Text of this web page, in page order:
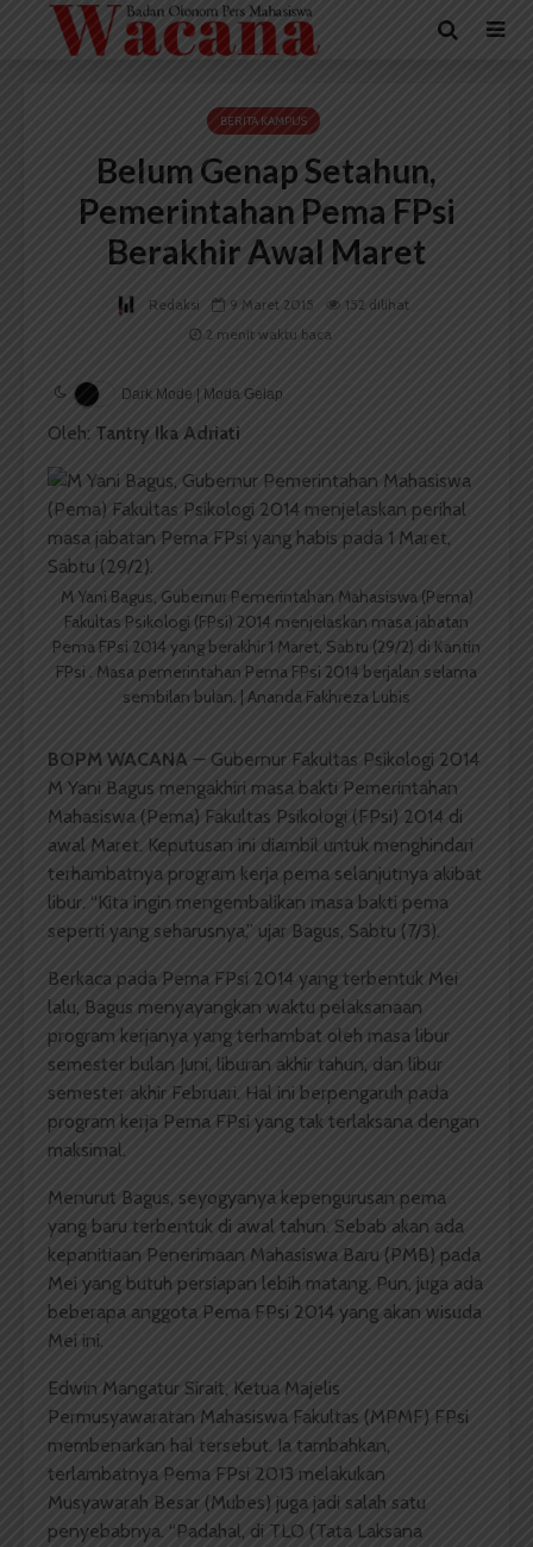
BERITA KAMPUS
Belum Genap Setahun,
Pemerintahan Pema FPsi
Berakhir Awal Maret
Redaksi 9 Maret 2015
152 dilihat
2 menit waktu baca
Dark Mode | Moda Gelap
Oleh: Tantry Ika Adriati
M Yani Bagus, Gubernur Pemerintahan Mahasiswa (Pema)
Fakultas Psikologi (FPsi) 2014 menjelaskan masa jabatan
Pema FPsi 2014 yang berakhir 1 Maret, Sabtu (29/2) di Kantin
FPsi . Masa pemerintahan Pema FPsi 2014 berjalan selama
sembilan bulan. | Ananda Fakhreza Lubis
BOPM WACANA — Gubernur Fakultas Psikologi 2014
M Yani Bagus mengakhiri masa bakti Pemerintahan
Mahasiswa (Pema) Fakultas Psikologi (FPsi) 2014 di
awal Maret. Keputusan ini diambil untuk menghindari
terhambatnya program kerja pema selanjutnya akibat
libur. “Kita ingin mengembalikan masa bakti pema
seperti yang seharusnya,” ujar Bagus, Sabtu (7/3).
Berkaca pada Pema FPsi 2014 yang terbentuk Mei
lalu, Bagus menyayangkan waktu pelaksanaan
program kerjanya yang terhambat oleh masa libur
semester bulan Juni, liburan akhir tahun, dan libur
semester akhir Februari. Hal ini berpengaruh pada
program kerja Pema FPsi yang tak terlaksana dengan
maksimal.
Menurut Bagus, seyogyanya kepengurusan pema
yang baru terbentuk di awal tahun. Sebab akan ada
kepanitiaan Penerimaan Mahasiswa Baru (PMB) pada
Mei yang butuh persiapan lebih matang. Pun, juga ada
beberapa anggota Pema FPsi 2014 yang akan wisuda
Mei ini.
Edwin Mangatur Sirait, Ketua Majelis
Permusyawaratan Mahasiswa Fakultas (MPMF) FPsi
membenarkan hal tersebut. Ia tambahkan,
terlambatnya Pema FPsi 2013 melakukan
Musyawarah Besar (Mubes) juga jadi salah satu
penyebabnya. “Padahal, di TLO (Tata Laksana